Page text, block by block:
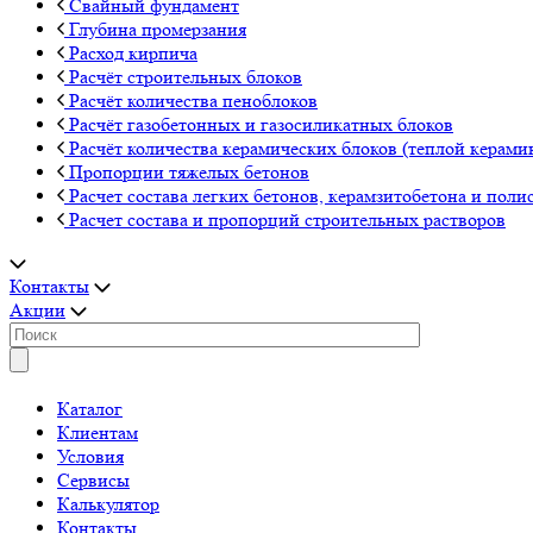
Свайный фундамент
Глубина промерзания
Расход кирпича
Расчёт строительных блоков
Расчёт количества пеноблоков
Расчёт газобетонных и газосиликатных блоков
Расчёт количества керамических блоков (теплой
Пропорции тяжелых бетонов
Расчет состава легких бетонов, керамзитобетона и
Расчет состава и пропорций строительных растворов
Контакты
Акции
Каталог
Клиентам
Условия
Сервисы
Калькулятор
Контакты